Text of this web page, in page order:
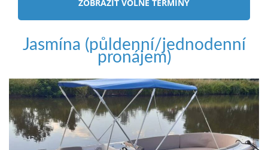
ZOBRAZIT VOLNÉ TERMÍNY
Jasmína (půldenní/jednodenní
pronájem)